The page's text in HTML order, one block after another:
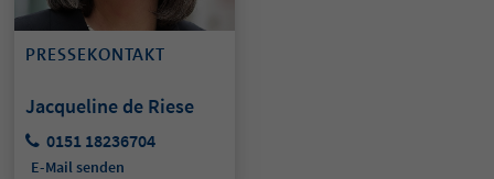
PRESSEKONTAKT
Jacqueline de Riese
0151 18236704
E-Mail senden